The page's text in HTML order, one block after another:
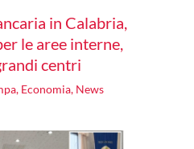
in Calabria,
le aree interne,
centri
, Economia, News